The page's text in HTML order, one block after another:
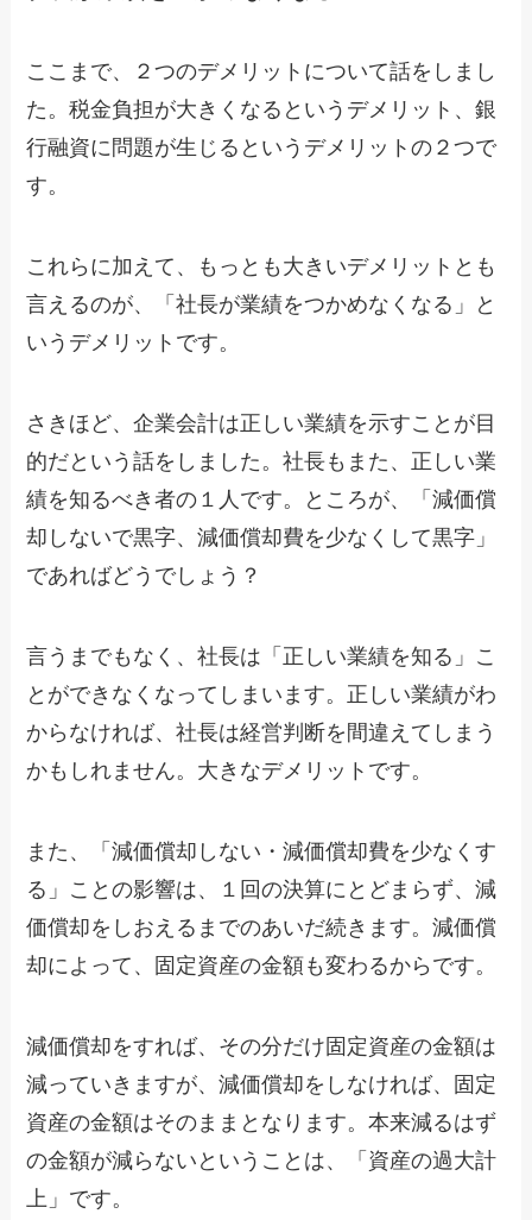
ここまで、２つのデメリットについて話をしまし
た。税金負担が大きくなるというデメリット、銀
行融資に問題が生じるというデメリットの２つで
す。
これらに加えて、もっとも大きいデメリットとも
言えるのが、「社長が業績をつかめなくなる」と
いうデメリットです。
さきほど、企業会計は正しい業績を示すことが目
的だという話をしました。社長もまた、正しい業
績を知るべき者の１人です。ところが、「減価償
却しないで黒字、減価償却費を少なくして黒字」
であればどうでしょう？
言うまでもなく、社長は「正しい業績を知る」こ
とができなくなってしまいます。正しい業績がわ
からなければ、社長は経営判断を間違えてしまう
かもしれません。大きなデメリットです。
また、「減価償却しない・減価償却費を少なくす
る」ことの影響は、１回の決算にとどまらず、減
価償却をしおえるまでのあいだ続きます。減価償
却によって、固定資産の金額も変わるからです。
減価償却をすれば、その分だけ固定資産の金額は
減っていきますが、減価償却をしなければ、固定
資産の金額はそのままとなります。本来減るはず
の金額が減らないということは、「資産の過大計
上」です。